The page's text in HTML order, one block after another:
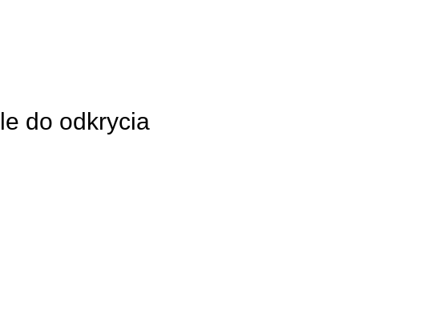
do odkrycia